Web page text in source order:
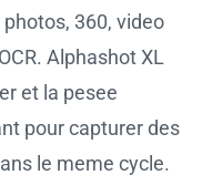
360, video
Alphashot XL
et la pesee
pour capturer des
le meme cycle.